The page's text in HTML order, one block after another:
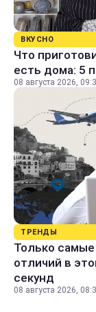
ВКУСНО
Что
есть дома: 5
08 августа 2026,
ТРЕНДЫ
Только
отличий в
секунд
08 августа 2026,